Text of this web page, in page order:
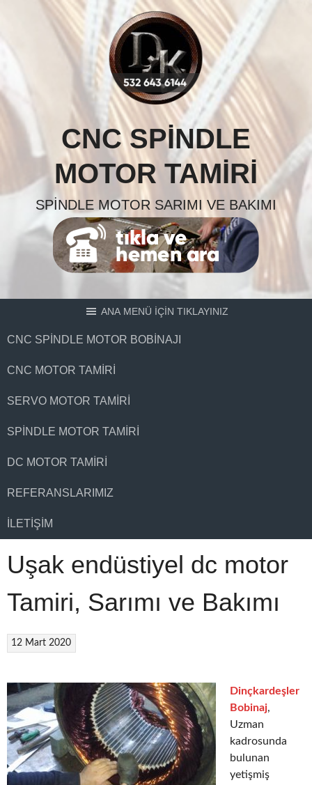
CNC SPINDLE
MOTOR TAMIRI
SPINDLE MOTOR SARIMI VE BAKIMI
ANA MENÜ İÇİN TIKLAYINIZ
CNC SPINDLE MOTOR BOBINAJI
CNC MOTOR TAMIRI
SERVO MOTOR TAMIRI
SPINDLE MOTOR TAMIRI
DC MOTOR TAMIRI
REFERANSLARIMIZ
İLETIŞIM
Uşak endüstiyel dc motor
Tamiri, Sarımı ve Bakımı
12 Mart 2020
Dinçkardeşler
Bobinaj,
Uzman
kadrosunda
bulunan
yetişmiş